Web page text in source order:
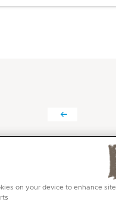
طب الأطفال
on your device to enhance site